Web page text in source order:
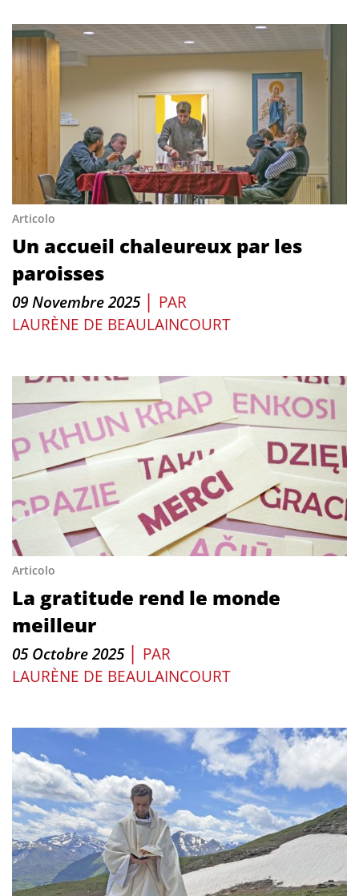
Articolo
Un accueil chaleureux par les
paroisses
09 Novembre 2025 | PAR
LAURÈNE DE BEAULAINCOURT
Articolo
La gratitude rend le monde
meilleur
05 Octobre 2025 | PAR
LAURÈNE DE BEAULAINCOURT